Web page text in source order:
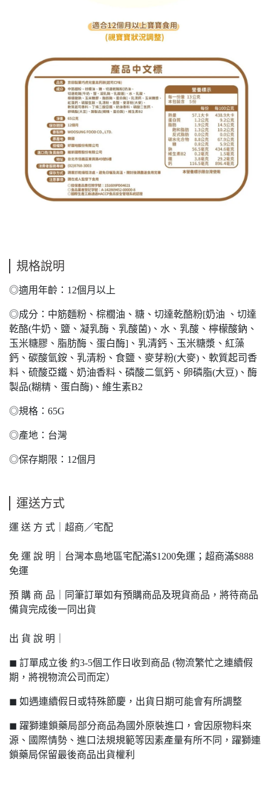
規格說明
◎適用年齡：12個月以上
◎成分：中筋麵粉、棕櫚油、糖、切達乾酪粉[奶油 、切達
乾酪(牛奶、鹽、凝乳酶、乳酸菌)、水、乳酸、檸檬酸鈉、
玉米糖膠、脂肪酶、蛋白酶]、乳清鈣、玉米糖漿、紅藻
鈣、碳酸氫銨、乳清粉、食鹽、麥芽粉(大麥)、軟質起司香
料、硫酸亞鐵、奶油香料、磷酸二氫鈣、卵磷脂(大豆)、酶
製品(糊精、蛋白酶)、維生素B2
◎規格：65G
◎產地：台灣
◎保存期限：12個月
運送方式
運 送 方 式｜超商／宅配
免 運 說 明｜台灣本島地區宅配滿$1200免運；超商滿$888
免運
預 購 商 品｜同筆訂單如有預購商品及現貨商品，將待商品
備貨完成後一同出貨
出 貨 說 明｜
◼ 訂單成立後 約3-5個工作日收到商品 (物流繁忙之連續假
期，將視物流公司而定）
◼ 如遇連續假日或特殊節慶，出貨日期可能會有所調整
◼ 躍獅連鎖藥局部分商品為國外原裝進口，會因原物料來
源、國際情勢、進口法規規範等因素產量有所不同，躍獅連
鎖藥局保留最後商品出貨權利